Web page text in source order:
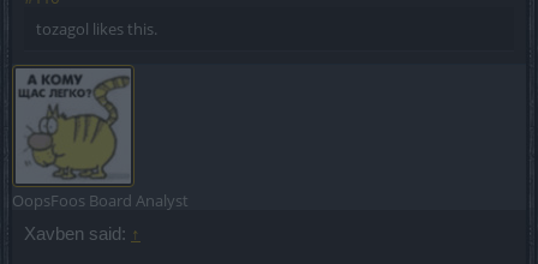
tozagol likes this.
OopsFoos Board Analyst
Xavben said: ↑